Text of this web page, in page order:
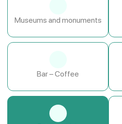
Museums and monuments
Bar – Coffee